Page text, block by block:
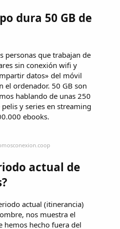
dura 50 GB de
personas que trabajan de
sin conexión wifi y
datos» del móvil
el ordenador. 50 GB son
hablando de unas 250
y series en streaming
ebooks.
actual de
actual (itinerancia)
nos muestra el
hemos hecho fuera del